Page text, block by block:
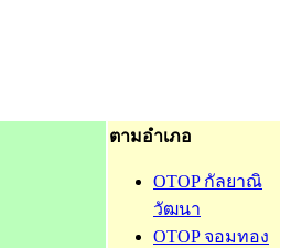
ตามอำเภอ
OTOP กัลยาณิ
วัฒนา
OTOP จอมทอง